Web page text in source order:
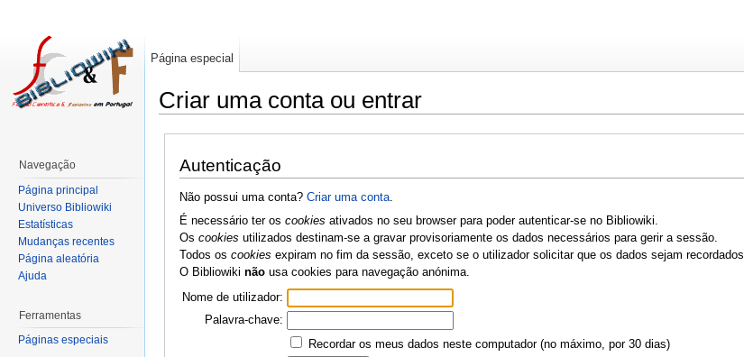
Criar uma conta ou entrar
Autenticação
Não possui uma conta? Criar uma conta.
É necessário ter os cookies ativados no seu browser para poder autenticar-se no Bibliowiki.
Os cookies utilizados destinam-se a gravar provisoriamente os dados necessários para gerir a sessão.
Todos os cookies expiram no fim da sessão, exceto se o utilizador solicitar que os dados sejam recordados.
O Bibliowiki nãousa cookies para navegação anónima.
Nome de utilizador:
Palavra-chave:
Recordar os meus dados neste computador (no máximo, por 30 dias)
Página especial
Navegação
Página principal
Universo Bibliowiki
Estatísticas
Mudanças recentes
Página aleatória
Ajuda
Ferramentas
Páginas especiais